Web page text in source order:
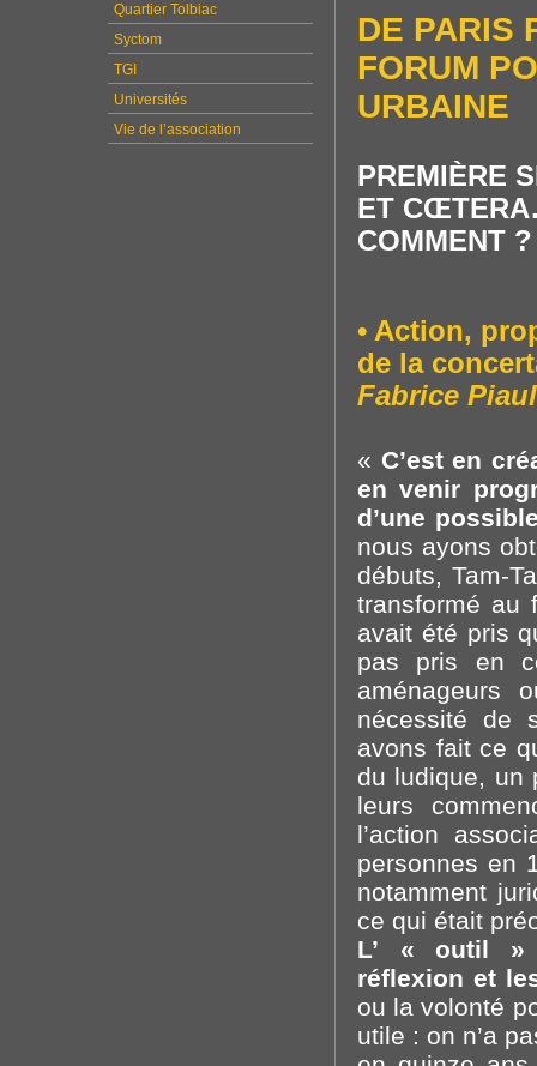
DE PARIS
FORUM
URBAINE
PREMIÈRE
ET
COMMENT ?
• Action,
de la
Fabrice
« C’est en
en venir
d’une
nous ayons
débuts, Tam-
transformé au
avait été pris
pas pris en
aménageurs
nécessité de
avons fait ce
du ludique, un
leurs
l’action
personnes en
notamment
ce qui était
L’ « outil »
réflexion et
ou la volonté
utile : on n’a
Quartier Tolbiac
Syctom
TGI
Universités
Vie de l’association